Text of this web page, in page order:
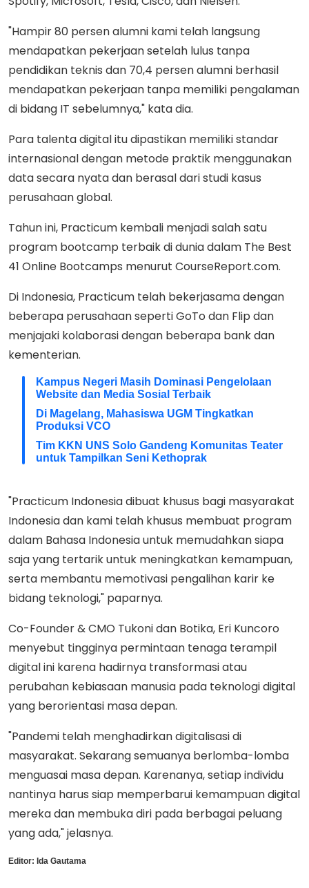
"Hampir 80 persen alumni kami telah langsung
mendapatkan pekerjaan setelah lulus tanpa
pendidikan teknis dan 70,4 persen alumni berhasil
mendapatkan pekerjaan tanpa memiliki pengalaman
di bidang IT sebelumnya," kata dia.
Para talenta digital itu dipastikan memiliki standar
internasional dengan metode praktik menggunakan
data secara nyata dan berasal dari studi kasus
perusahaan global.
Tahun ini, Practicum kembali menjadi salah satu
program bootcamp terbaik di dunia dalam The Best
41 Online Bootcamps menurut CourseReport.com.
Di Indonesia, Practicum telah bekerjasama dengan
beberapa perusahaan seperti GoTo dan Flip dan
menjajaki kolaborasi dengan beberapa bank dan
kementerian.
Kampus Negeri Masih Dominasi Pengelolaan
Website dan Media Sosial Terbaik
Di Magelang, Mahasiswa UGM Tingkatkan
Produksi VCO
Tim KKN UNS Solo Gandeng Komunitas Teater
untuk Tampilkan Seni Kethoprak
"Practicum Indonesia dibuat khusus bagi masyarakat
Indonesia dan kami telah khusus membuat program
dalam Bahasa Indonesia untuk memudahkan siapa
saja yang tertarik untuk meningkatkan kemampuan,
serta membantu memotivasi pengalihan karir ke
bidang teknologi," paparnya.
Co-Founder & CMO Tukoni dan Botika, Eri Kuncoro
menyebut tingginya permintaan tenaga terampil
digital ini karena hadirnya transformasi atau
perubahan kebiasaan manusia pada teknologi digital
yang berorientasi masa depan.
"Pandemi telah menghadirkan digitalisasi di
masyarakat. Sekarang semuanya berlomba-lomba
menguasai masa depan. Karenanya, setiap individu
nantinya harus siap memperbarui kemampuan digital
mereka dan membuka diri pada berbagai peluang
yang ada," jelasnya.
Editor: Ida Gautama